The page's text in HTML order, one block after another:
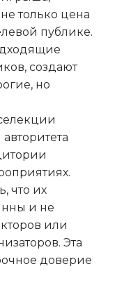
только цена
публике.
создают
но
что их
и не
или
Эта
доверие